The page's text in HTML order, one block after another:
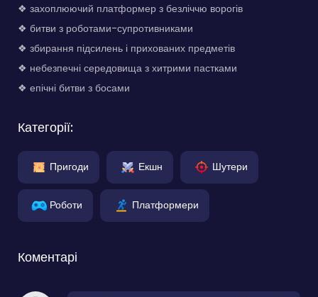
❖ захоплюючий платформер з безліччю ворогів
❖ битви з роботами-супротивниками
❖ збирання підсилень і прихованих предметів
❖ небезпечні середовища з хитрими пастками
❖ епічні битви з босами
Категорії:
Пригоди Екшн Шутери
Роботи Платформери
Коментарі